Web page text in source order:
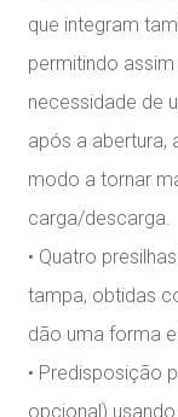
que integram
permitindo
necessidade de
após a abertura,
modo a tornar
carga/descarga.
• Quatro
tampa, obtidas
dão uma forma
• Predisposição
opcional)